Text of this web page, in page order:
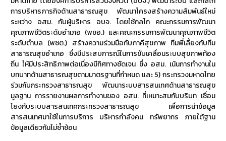
การบริหารภารกิจด้านสาธารณสุข พัฒนาโครงสร้างความสัมพันธ์ใหม่
ระหว่าง อสม. กับผู้บริหาร อบจ. โดยใช้กลไก คณะกรรมการพัฒนา
คุณภาพชีวิตระดับอำเภอ (พชอ.) และคณะกรรมการพัฒนาคุณภาพชีวิต
ระดับตำบล (พชต.) สร้างความร่วมมือกับภาคีสุขภาพ ทีมพี่เลี้ยงกับทีม
สาธารณสุขอำเภอ ซึ่งมีประสบการณ์ในการขับเคลื่อนระบบสุขภาพท้อง
ถิ่น ให้มีประสิทธิภาพต่อเนื่องมีทิศทางชัดเจน ซึ่ง อสม. เน้นการทำงานใน
บทบาทด้านสาธารณสุขตามมาตรฐานที่กำหนด และ 5) กระทรวงมหาดไทย
ร่วมกับกระทรวงสาธารณสุข พัฒนาระบบสารสนเทศด้านสาธารณสุข
มูลฐาน การรายงานผลการทำงานของ อสม. ที่เหมาะสมกับบริบท เชื่อม
โยงกับระบบสารสนเทศกระทรวงสาธารณสุข เพื่อการนำข้อมูล
สารสนเทศมาใช้ในการบริการ บริหารกำลังคน ทรัพยากร ภายใต้ฐาน
ข้อมูลเดียวกันไม่ซ้ำซ้อน